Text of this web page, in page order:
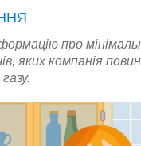
про
яких компанія